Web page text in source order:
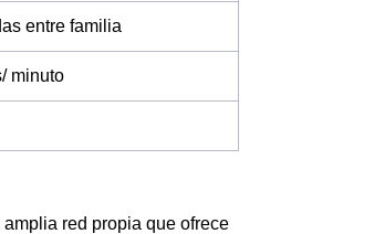
entre familia
minuto
red propia que ofrece